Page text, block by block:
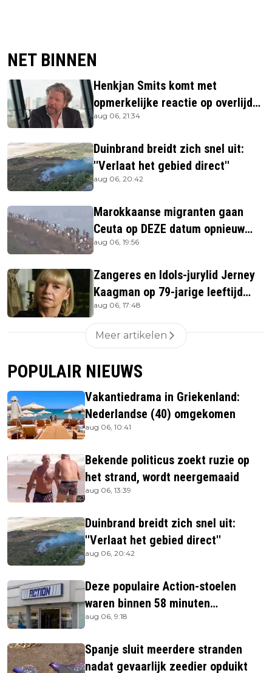
NET BINNEN
Henkjan Smits komt met
opmerkelijke reactie op overlijden
Jerney Kaagman
aug 06, 21:34
Duinbrand breidt zich snel uit:
''Verlaat het gebied direct''
aug 06, 20:42
Marokkaanse migranten gaan
Ceuta op DEZE datum opnieuw
bestormen
aug 06, 19:56
Zangeres en Idols-jurylid Jerney
Kaagman op 79-jarige leeftijd
overleden
aug 06, 17:48
Meer artikelen
POPULAIR NIEUWS
Vakantiedrama in Griekenland:
Nederlandse (40) omgekomen
aug 06, 10:41
Bekende politicus zoekt ruzie op
het strand, wordt neergemaaid
aug 06, 13:39
Duinbrand breidt zich snel uit:
''Verlaat het gebied direct''
aug 06, 20:42
Deze populaire Action-stoelen
waren binnen 58 minuten
uitverkocht zijn vandaag weer te
aug 06, 9:18
Spanje sluit meerdere stranden
nadat gevaarlijk zeedier opduikt